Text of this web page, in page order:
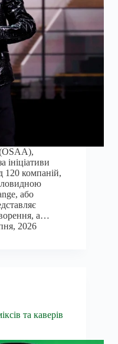
ініціативи
120 компаній,
або
а…
2026
та каверів